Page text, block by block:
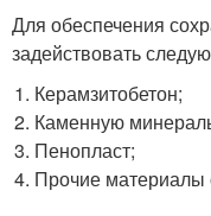
Для обеспечения
задействовать
Керамзитобетон;
Каменную
Пенопласт;
Прочие материалы